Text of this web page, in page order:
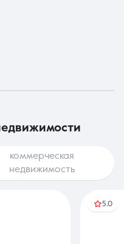
коммерческая
недвижимость
5.0